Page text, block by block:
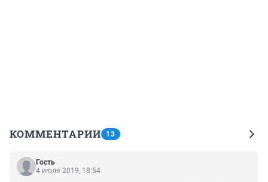
КОММЕНТАРИИ 13
Гость
4 июля 2019, 18:54